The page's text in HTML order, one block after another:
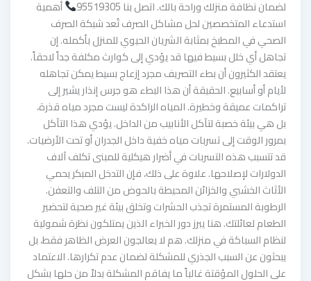
لضمان نظافة منزلك وراحة بالك. اتصل بنا 95519305
أهمية
استدعاء المتخصصين لحل مشاكل الصرف تُعد شبكة الصرف
الصحي في المطبخ بمثابة الشريان الحيوي للمنزل بأكمله. إن
تجاهل أي خلل بسيط فيها قد يؤدي إلى كوارث مكلفة جداً لاحقاً.
يعتقد الكثيرون أن بطء التصريف مجرد إزعاج بسيط يمكن تجاهله
لأيام أو أسابيع. الحقيقة أن هذا البطء هو جرس إنذار يشير إلى
تراكمات عميقة وخطيرة. المياه الراكدة ليست مجرد مياه قذرة،
بل هي بيئة خصبة لتآكل الأنابيب من الداخل. يؤدي هذا التآكل
بمرور الوقت إلى تسربات مياه خفية داخل الجدران أو تحت الأرضيات.
قد تتسبب هذه التسربات في أضرار هيكلية للمبنى تكلف آلاف
الدولارات لإصلاحها. علاوة على ذلك، فإن التدخل المبكر يحمي
الأثاث الخشبي والخزائن المحيطة بالحوض من التلف والتعفن.
الرطوبة المستمرة تجذب الحشرات وتخلق بيئة غير صحية لتحضير
الطعام لعائلتك. هنا يبرز دور الخبراء الذين يمتلكون نظرة شمولية
لنظام السباكة في منزلك. هم لا يعالجون العرض الظاهر فقط، بل
يبحثون عن السبب الجذري للمشكلة لضمان عدم تكرارها. الاعتماد
على الحلول المؤقتة غالباً ما يفاقم المشكلة بدلاً من حلها بشكل